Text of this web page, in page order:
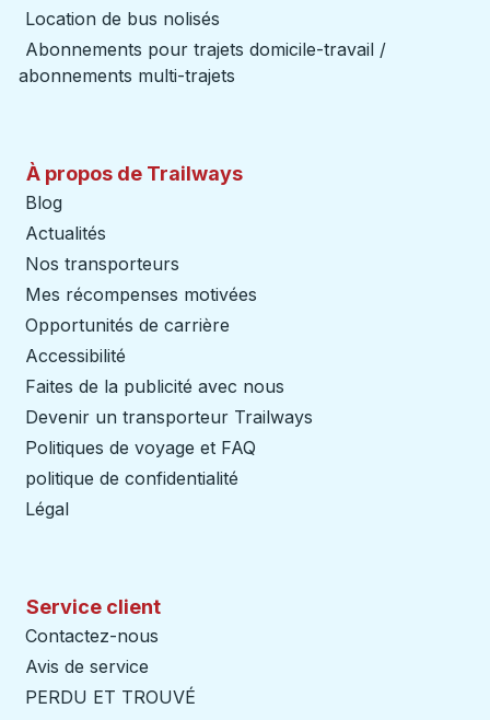
Location de bus nolisés
Abonnements pour trajets domicile-travail /
abonnements multi-trajets
À propos de Trailways
Blog
Actualités
Nos transporteurs
Mes récompenses motivées
Opportunités de carrière
Accessibilité
Faites de la publicité avec nous
Devenir un transporteur Trailways
Politiques de voyage et FAQ
politique de confidentialité
Légal
Service client
Contactez-nous
Avis de service
PERDU ET TROUVÉ